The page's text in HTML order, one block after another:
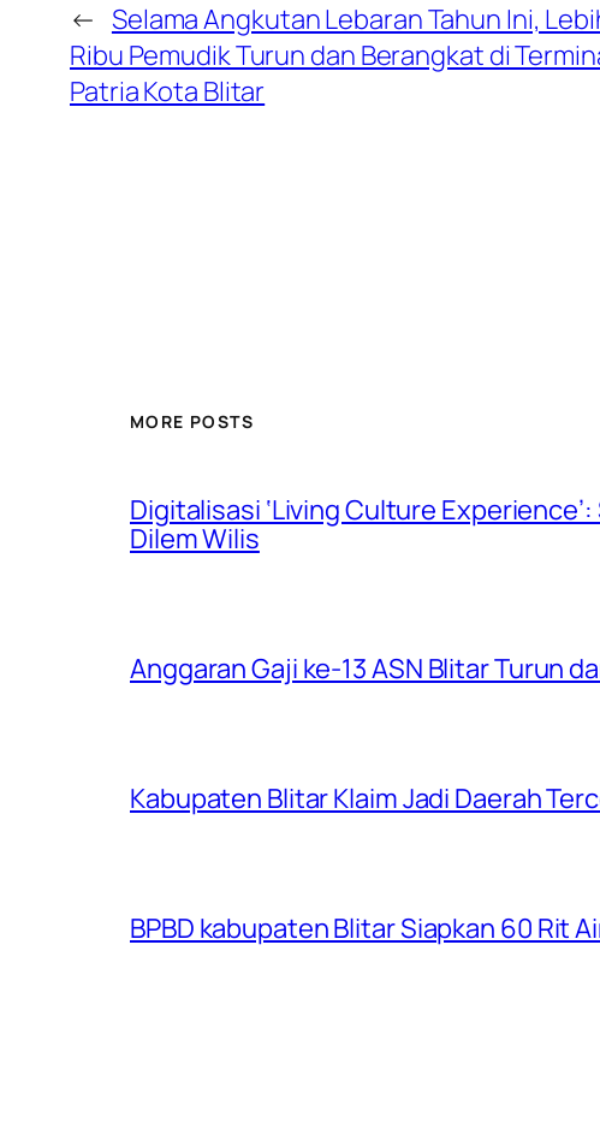
← Selama Angkutan Lebaran Tahun Ini,
Ribu Pemudik Turun dan Berangkat di
Patria Kota Blitar
MORE POSTS
Digitalisasi ‘Living Culture
Dilem Wilis
Anggaran Gaji ke-13 ASN Blitar Turun
Kabupaten Blitar Klaim Jadi Daerah
BPBD kabupaten Blitar Siapkan 60 Rit